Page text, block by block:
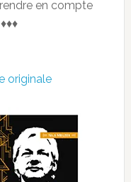
en compte
originale